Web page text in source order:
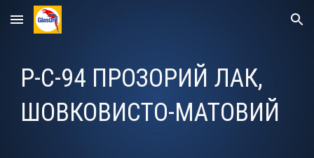
Skip to main content Skip to navigation
P-C-94 ПРОЗОРИЙ ЛАК,
ШОВКОВИСТО-МАТОВИЙ